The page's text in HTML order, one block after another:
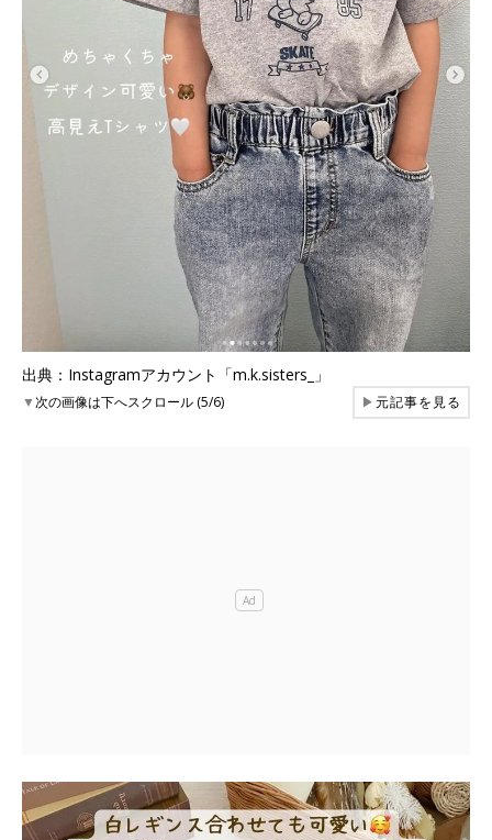
出典：Instagramアカウント「m.k.sisters_」
▼次の画像は下へスクロール (5/6) ▶元記事を見る